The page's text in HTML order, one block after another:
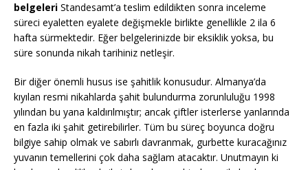
belgeleri Standesamt’a teslim edildikten sonra inceleme
süreci eyaletten eyalete değişmekle birlikte genellikle 2 ila 6
hafta sürmektedir. Eğer belgelerinizde bir eksiklik yoksa, bu
süre sonunda nikah tarihiniz netleşir.
Bir diğer önemli husus ise şahitlik konusudur. Almanya’da
kıyılan resmi nikahlarda şahit bulundurma zorunluluğu 1998
yılından bu yana kaldırılmıştır; ancak çiftler isterlerse yanlarında
en fazla iki şahit getirebilirler. Tüm bu süreç boyunca doğru
bilgiye sahip olmak ve sabırlı davranmak, gurbette kuracağınız
yuvanın temellerini çok daha sağlam atacaktır. Unutmayın ki